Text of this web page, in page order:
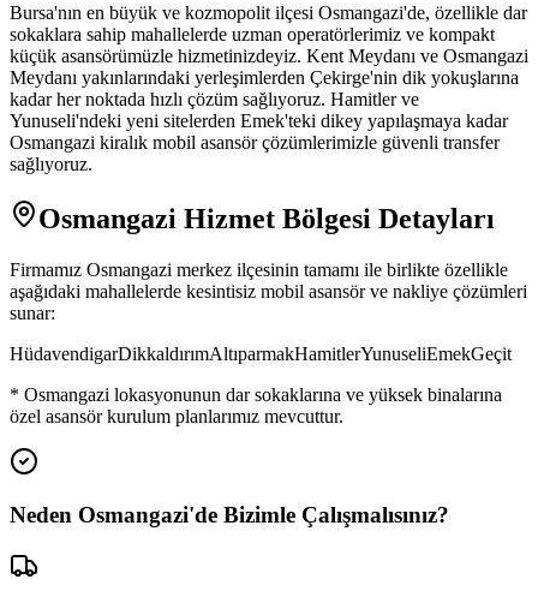
Bursa'nın en büyük ve kozmopolit ilçesi Osmangazi'de, özellikle dar
sokaklara sahip mahallelerde uzman operatörlerimiz ve kompakt
küçük asansörümüzle hizmetinizdeyiz. Kent Meydanı ve Osmangazi
Meydanı yakınlarındaki yerleşimlerden Çekirge'nin dik yokuşlarına
kadar her noktada hızlı çözüm sağlıyoruz. Hamitler ve
Yunuseli'ndeki yeni sitelerden Emek'teki dikey yapılaşmaya kadar
Osmangazi kiralık mobil asansör çözümlerimizle güvenli transfer
sağlıyoruz.
Osmangazi Hizmet Bölgesi Detayları
Firmamız Osmangazi merkez ilçesinin tamamı ile birlikte özellikle
aşağıdaki mahallelerde kesintisiz mobil asansör ve nakliye çözümleri
sunar:
HüdavendigarDikkaldırımAltıparmakHamitlerYunuseliEmekGeçit
* Osmangazi lokasyonunun dar sokaklarına ve yüksek binalarına
özel asansör kurulum planlarımız mevcuttur.
Neden Osmangazi'de Bizimle Çalışmalısınız?